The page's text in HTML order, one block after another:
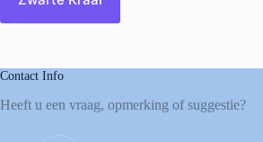
Contact Info
Heeft u een vraag, opmerking of suggestie?